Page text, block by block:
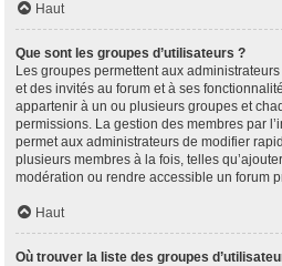
Haut
Que sont les groupes d’utilisateurs ?
Les groupes permettent aux
et des invités au forum et à ses
appartenir à un ou plusieurs groupes et
permissions. La gestion des membres par
permet aux administrateurs de modifier
plusieurs membres à la fois, telles
modération ou rendre accessible un forum
Haut
Où trouver la liste des groupes